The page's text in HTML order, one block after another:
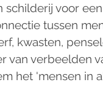
schilderij voor
tussen
kwasten,
van verbeelden
het 'mensen in